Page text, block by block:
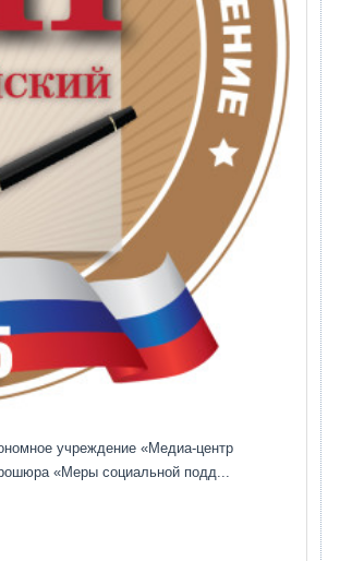
учреждение «Медиа-центр
«Меры социальной подд...